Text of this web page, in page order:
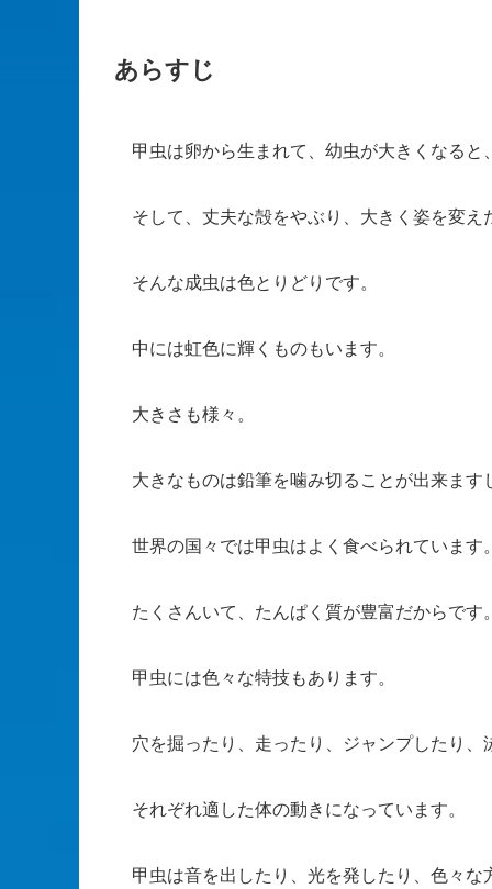
あらすじ
甲虫は卵から生まれて、幼虫が大きくなると
そして、丈夫な殻をやぶり、大きく姿を変え
そんな成虫は色とりどりです。
中には虹色に輝くものもいます。
大きさも様々。
大きなものは鉛筆を噛み切ることが出来ま
世界の国々では甲虫はよく食べられています
たくさんいて、たんぱく質が豊富だからです
甲虫には色々な特技もあります。
穴を掘ったり、走ったり、ジャンプしたり、
それぞれ適した体の動きになっています。
甲虫は音を出したり、光を発したり、色々な